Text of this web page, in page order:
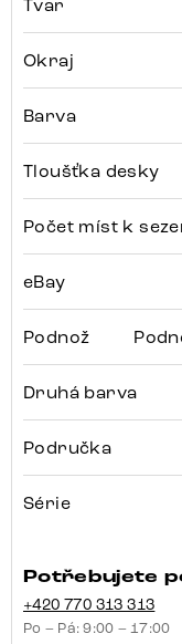
Tvar
Okraj
Barva
Tloušťka desky
Počet míst k
eBay
Podnož
Druhá barva
Područka
Série
Potřebujete
+420 770 313 313
Po – Pá: 9:00 – 17:00